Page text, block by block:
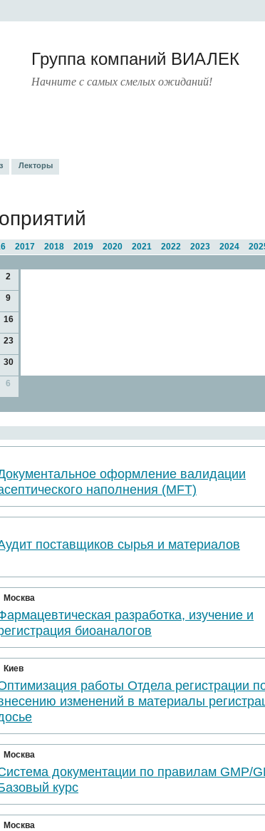
Группа компаний ВИАЛЕК
Начните с самых смелых ожиданий!
Лекторы
2024
2023
2022
2021
2020
2019
2018
2017
2
9
16
23
30
6
оформление валидации
наполнения (MFT)
поставщиков сырья и материалов
Москва
разработка, изучение и
биоаналогов
Киев
работы Отдела регистрации
изменений в материалы
Москва
документации по правилам GMP/
курс
Москва